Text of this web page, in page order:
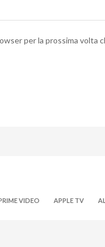
per la prossima volta
VIDEO APPLE TV